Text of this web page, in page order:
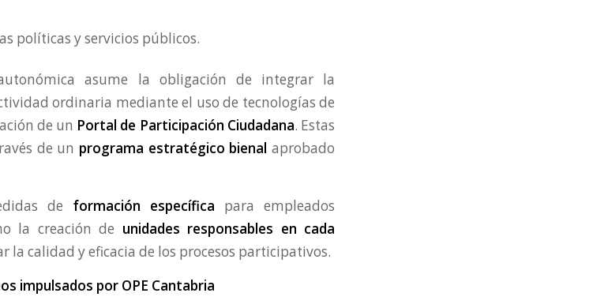
políticas y servicios públicos.
asume la obligación de integrar la
ordinaria mediante el uso de tecnologías de
de un Portal de Participación Ciudadana. Estas
de un programa estratégico bienal aprobado
de formación específica para empleados
la creación de unidades responsables en cada
la calidad y eficacia de los procesos participativos.
impulsados por OPE Cantabria